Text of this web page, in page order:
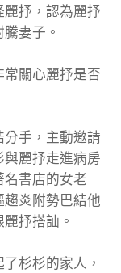
抒，認為麗抒
妻子。
關心麗抒是否
手，主動邀請
麗抒走進病房
書店的女老
炎附勢巴結他
抒搭訕。
杉杉的家人，